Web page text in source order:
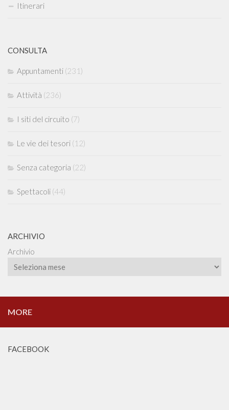
Itinerari
CONSULTA
Appuntamenti (231)
Attività (236)
I siti del circuito (7)
Le vie dei tesori (12)
Senza categoria (22)
Spettacoli (44)
ARCHIVIO
Archivio
MORE
FACEBOOK